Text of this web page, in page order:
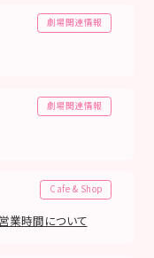
劇場関連情報
劇場関連情報
Cafe & Shop
業時間について